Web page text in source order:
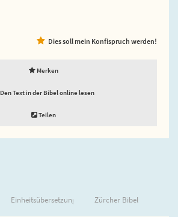
Dies soll mein Konfispruch werden!
Merken
Den Text in der Bibel online lesen
Teilen
Einheitsübersetzung Zürcher Bibel